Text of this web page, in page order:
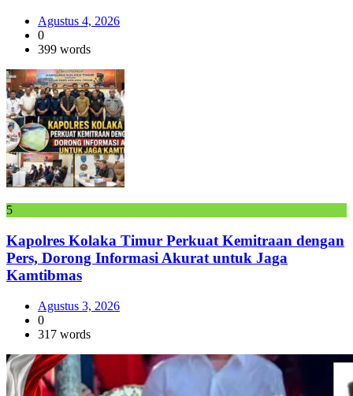
Agustus 4, 2026
0
399 words
5
Kapolres Kolaka Timur Perkuat Kemitraan dengan
Pers, Dorong Informasi Akurat untuk Jaga
Kamtibmas
Agustus 3, 2026
0
317 words